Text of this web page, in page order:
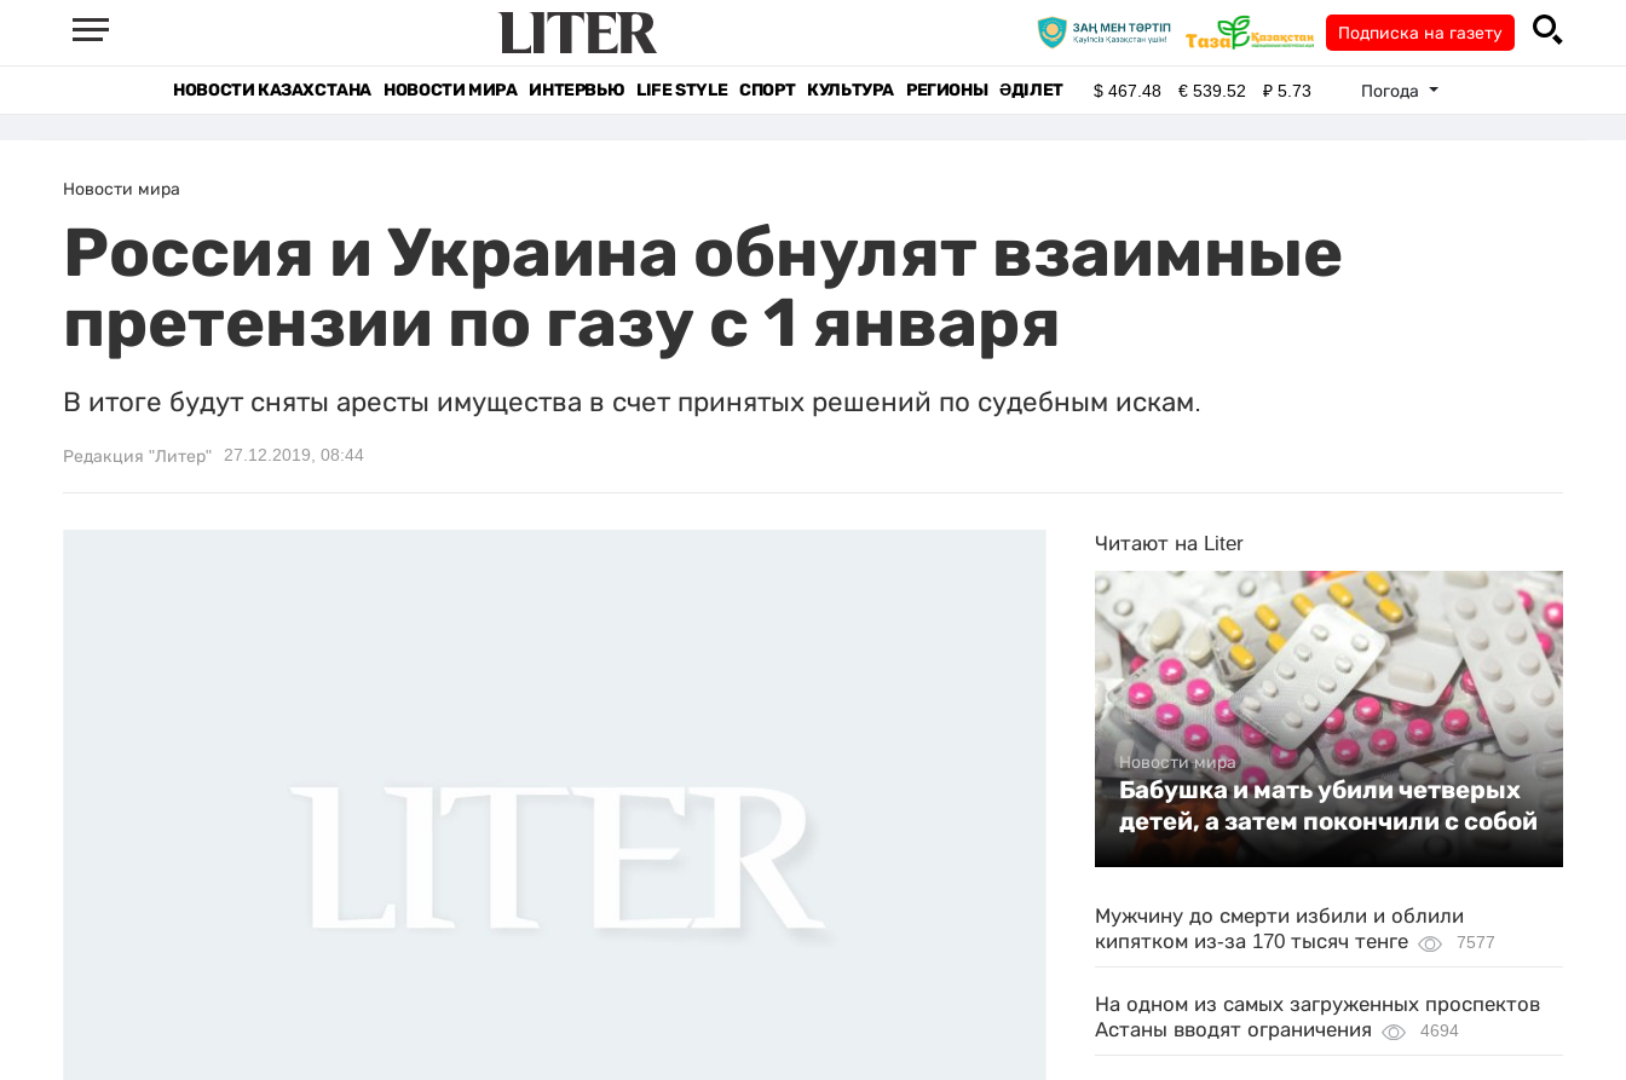
Подписка на газету
НОВОСТИ КАЗАХСТАНА НОВОСТИ МИРА ИНТЕРВЬЮ LIFE STYLE СПОРТ КУЛЬТУРА РЕГИОНЫ ӘДІЛЕТ $467.48 €539.52 ₽5.73 Погода
Новости мира
Россия и Украина обнулят взаимные
претензии по газу с 1 января
В итоге будут сняты аресты имущества в счет принятых решений по судебным искам.
Редакция "Литер" 27.12.2019, 08:44
Читают на Liter
Новости мира
Бабушка и мать убили четверых
детей, а затем покончили с собой
Мужчину до смерти избили и облили
кипятком из-за 170 тысяч тенге
7577
На одном из самых загруженных проспектов
Астаны вводят ограничения
4694